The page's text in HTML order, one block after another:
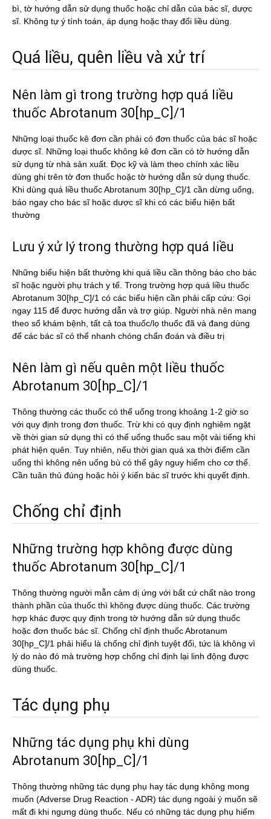
bì, tờ hướng dẫn sử dụng thuốc hoặc chỉ dẫn của bác sĩ, dược
sĩ. Không tự ý tính toán, áp dụng hoặc thay đổi liều dùng.
Quá liều, quên liều và xử trí
Nên làm gì trong trường hợp quá liều
thuốc Abrotanum 30[hp_C]/1
Những loại thuốc kê đơn cần phải có đơn thuốc của bác sĩ hoặc
dược sĩ. Những loại thuốc không kê đơn cần có tờ hướng dẫn
sử dụng từ nhà sản xuất. Đọc kỹ và làm theo chính xác liều
dùng ghi trên tờ đơn thuốc hoặc tờ hướng dẫn sử dụng thuốc.
Khi dùng quá liều thuốc Abrotanum 30[hp_C]/1 cần dừng uống,
báo ngay cho bác sĩ hoặc dược sĩ khi có các biểu hiện bất
thường
Lưu ý xử lý trong thường hợp quá liều
Những biểu hiện bất thường khi quá liều cần thông báo cho bác
sĩ hoặc người phụ trách y tế. Trong trường hợp quá liều thuốc
Abrotanum 30[hp_C]/1 có các biểu hiện cần phải cấp cứu: Gọi
ngay 115 để được hướng dẫn và trợ giúp. Người nhà nên mang
theo sổ khám bệnh, tất cả toa thuốc/lọ thuốc đã và đang dùng
để các bác sĩ có thể nhanh chóng chẩn đoán và điều trị
Nên làm gì nếu quên một liều thuốc
Abrotanum 30[hp_C]/1
Thông thường các thuốc có thể uống trong khoảng 1-2 giờ so
với quy định trong đơn thuốc. Trừ khi có quy định nghiêm ngặt
về thời gian sử dụng thì có thể uống thuốc sau một vài tiếng khi
phát hiện quên. Tuy nhiên, nếu thời gian quá xa thời điểm cần
uống thì không nên uống bù có thể gây nguy hiểm cho cơ thể.
Cần tuân thủ đúng hoặc hỏi ý kiến bác sĩ trước khi quyết định.
Chống chỉ định
Những trường hợp không được dùng
thuốc Abrotanum 30[hp_C]/1
Thông thường người mẫn cảm dị ứng với bất cứ chất nào trong
thành phần của thuốc thì không được dùng thuốc. Các trường
hợp khác được quy định trong tờ hướng dẫn sử dụng thuốc
hoặc đơn thuốc bác sĩ. Chống chỉ định thuốc Abrotanum
30[hp_C]/1 phải hiểu là chống chỉ định tuyệt đối, tức là không vì
lý do nào đó mà trường hợp chống chỉ định lại linh động được
dùng thuốc.
Tác dụng phụ
Những tác dụng phụ khi dùng
Abrotanum 30[hp_C]/1
Thông thường những tác dụng phụ hay tác dụng không mong
muốn (Adverse Drug Reaction - ADR) tác dụng ngoài ý muốn sẽ
mất đi khi ngưng dùng thuốc. Nếu có những tác dụng phụ hiếm